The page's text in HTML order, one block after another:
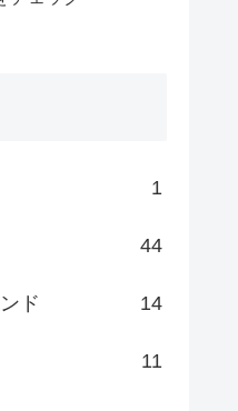
1
44
ド 14
11